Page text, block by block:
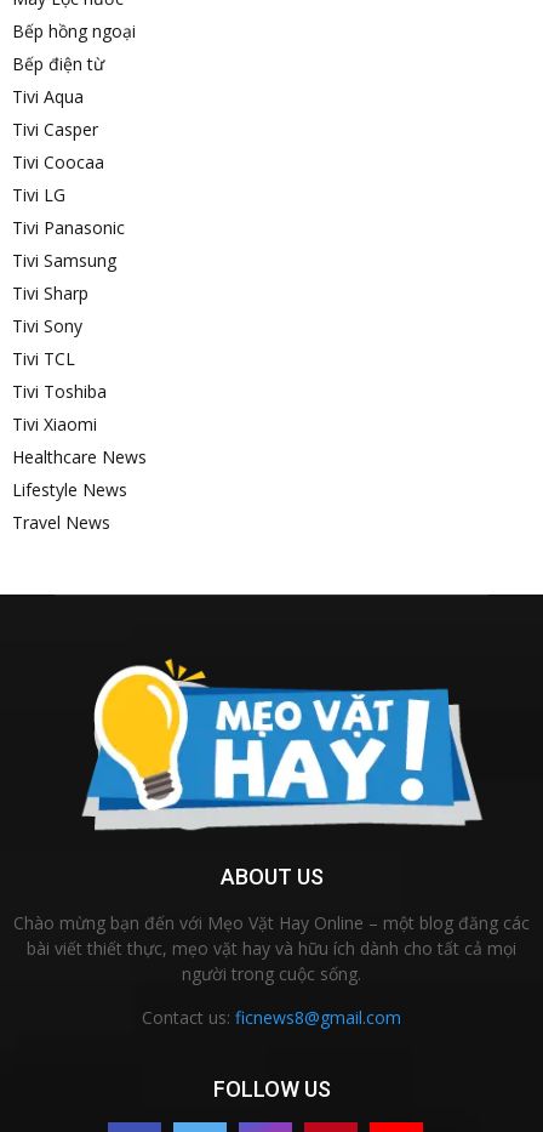
Bếp hồng ngoại
Bếp điện từ
Tivi Aqua
Tivi Casper
Tivi Coocaa
Tivi LG
Tivi Panasonic
Tivi Samsung
Tivi Sharp
Tivi Sony
Tivi TCL
Tivi Toshiba
Tivi Xiaomi
Healthcare News
Lifestyle News
Travel News
ABOUT US
Chào mừng bạn đến với Mẹo Vặt Hay Online – một blog đăng các
bài viết thiết thực, mẹo vặt hay và hữu ích dành cho tất cả mọi
người trong cuộc sống.
Contact us: ficnews8@gmail.com
FOLLOW US